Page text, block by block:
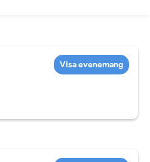
Visa evenemang